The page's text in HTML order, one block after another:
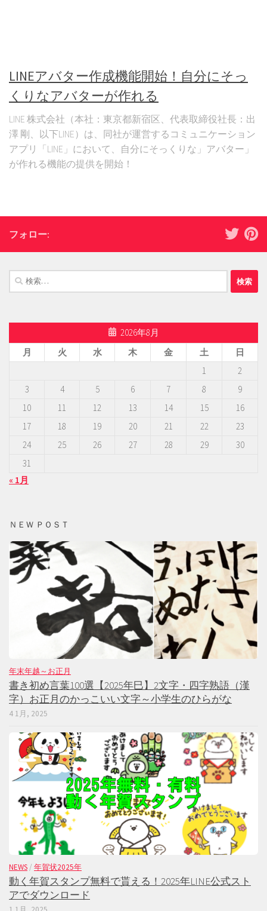
LINEアバター作成機能開始！自分にそっ
くりなアバターが作れる
LINE 株式会社（本社：東京都新宿区、代表取締役社長：出
澤 剛、以下LINE）は、同社が運営するコミュニケーション
アプリ「LINE」において、自分にそっくりな」アバター」
が作れる機能の提供を開始！
フォロー:
検
索:
2026年8月
月
火 水 木 金 土
日
1
2
3
4 5 6 7 8
9
10
11 12 13 14 15
16
17
18 19 20 21 22
23
24
25 26 27 28 29
30
31
« 1月
ＮＥＷ ＰＯＳＴ
年末年越～お正月
書き初め言葉100選【2025年巳】2文字・四字熟語（漢
字）お正月のかっこいい文字～小学生のひらがな
4 1月, 2025
NEWS / 年賀状2025年
動く年賀スタンプ無料で貰える！2025年LINE公式スト
アでダウンロード